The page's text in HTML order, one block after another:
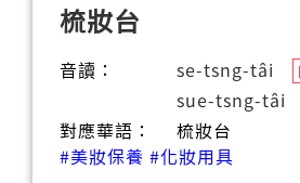
梳妝台
音讀：
se-tsng-tâi
sue-tsng-tâi
對應華語：
梳妝台
#美妝保養 #化妝用具